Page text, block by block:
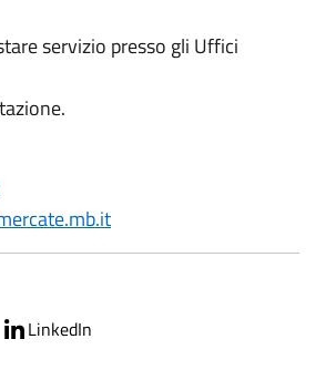
servizio presso gli Uffici
LinkedIn